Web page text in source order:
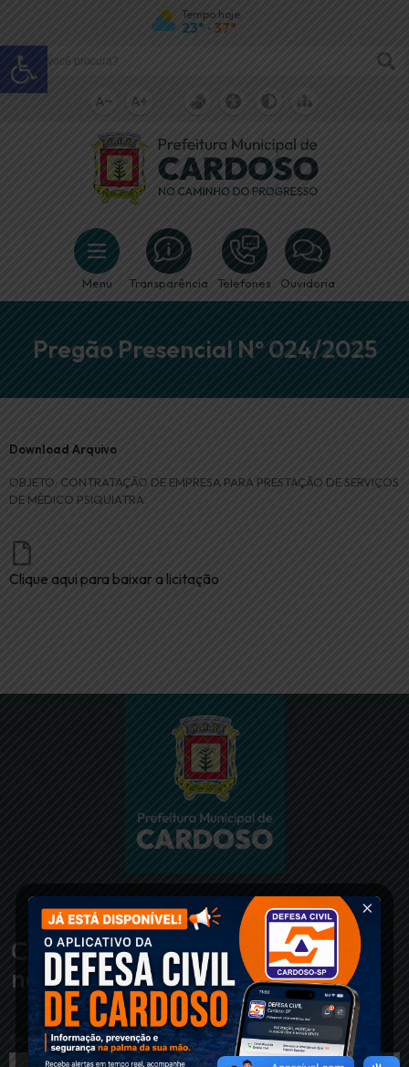
Abrir a barra de ferramentas
Tempo hoje
23° • 37°
Menu Transparência Telefones Ouvidoria
Pregão Presencial Nº 024/2025
Download Arquivo
OBJETO: CONTRATAÇÃO DE EMPRESA PARA PRESTAÇÃO DE SERVIÇOS
DE MÉDICO PSIQUIATRA.
Clique aqui para baixar a licitação
Cadastre-se em
nossa newsletter
Seu e-mail